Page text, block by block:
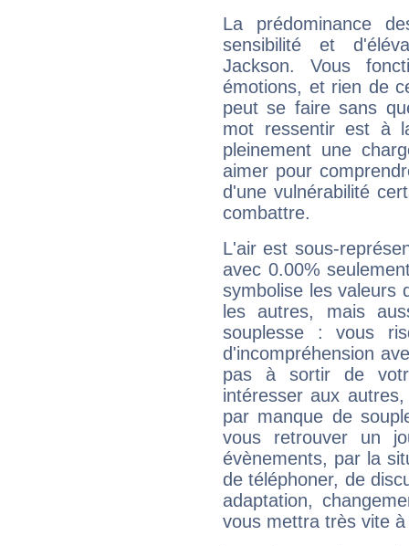
La prédominance
sensibilité et
Jackson. Vous
émotions, et rien de
peut se faire sans
mot ressentir est à
pleinement une
aimer pour
d'une vulnérabilité
combattre.
L'air est sous-
avec 0.00%
symbolise les valeurs
les autres, mais
souplesse : vous
d'incompréhension
pas à sortir de
intéresser aux
par manque de
vous retrouver un
évènements, par la
de téléphoner, de
adaptation,
vous mettra très vite